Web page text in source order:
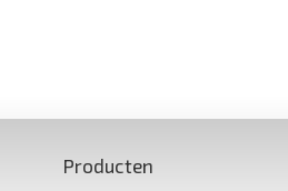
Producten